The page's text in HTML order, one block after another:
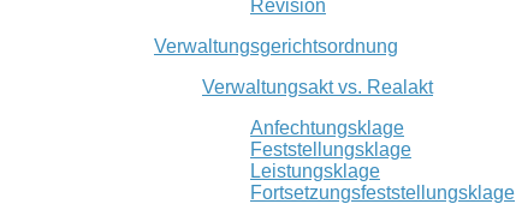
Revision
Verwaltungsgerichtsordnung
Verwaltungsakt vs. Realakt
Anfechtungsklage
Feststellungsklage
Leistungsklage
Fortsetzungsfeststellungsklage